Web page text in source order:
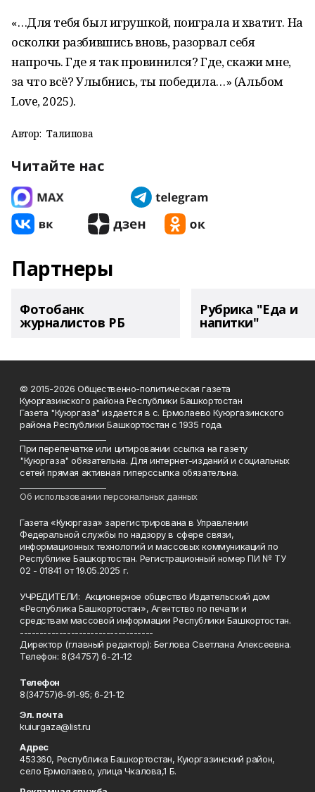
«…Для тебя был игрушкой, поиграла и хватит. На
осколки разбившись вновь, разорвал себя
напрочь. Где я так провинился? Где, скажи мне,
за что всё? Улыбнись, ты победила…» (Альбом
Love, 2025).
Автор: Талипова
Читайте нас
Партнеры
Фотобанк
журналистов РБ
Рубрика "Еда и
напитки"
© 2015-2026 Общественно-политическая газета
Куюргазинского района Республики Башкортостан
Газета "Куюргаза" издается в с. Ермолаево Куюргазинского
района Республики Башкортостан с 1935 года.
При перепечатке или цитировании ссылка на газету
"Куюргаза" обязательна. Для интернет-изданий и социальных
сетей прямая активная гиперссылка обязательна.
Об использовании персональных данных
Газета «Куюргаза» зарегистрирована в Управлении
Федеральной службы по надзору в сфере связи,
информационных технологий и массовых коммуникаций по
Республике Башкортостан. Регистрационный номер ПИ № ТУ
02 - 01841 от 19.05.2025 г.
УЧРЕДИТЕЛИ: Акционерное общество Издательский дом
«Республика Башкортостан», Агентство по печати и
средствам массовой информации Республики Башкортостан.
----------------------------------
Директор (главный редактор): Беглова Светлана Алексеевна.
Телефон: 8(34757) 6-21-12
Телефон
8(34757)6-91-95; 6-21-12
Эл. почта
kuiurgaza@list.ru
Адрес
453360, Республика Башкортостан, Куюргазинский район,
село Ермолаево, улица Чкалова,1 Б.